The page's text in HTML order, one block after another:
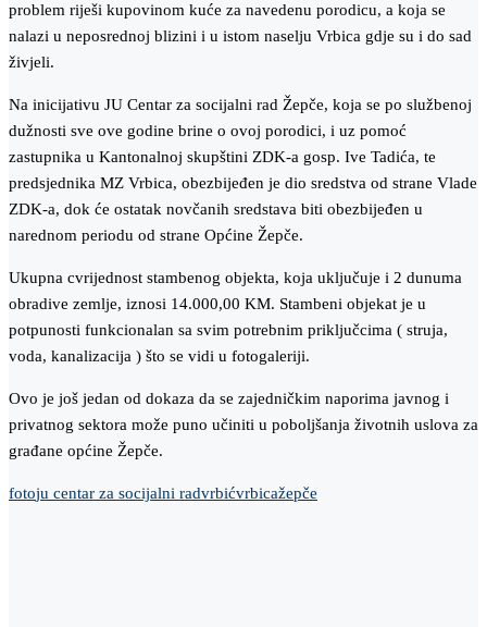
problem riješi kupovinom kuće za navedenu porodicu, a koja se
nalazi u neposrednoj blizini i u istom naselju Vrbica gdje su i do sad
živjeli.
Na inicijativu JU Centar za socijalni rad Žepče, koja se po službenoj
dužnosti sve ove godine brine o ovoj porodici, i uz pomoć
zastupnika u Kantonalnoj skupštini ZDK-a gosp. Ive Tadića, te
predsjednika MZ Vrbica, obezbijeđen je dio sredstva od strane Vlade
ZDK-a, dok će ostatak novčanih sredstava biti obezbijeđen u
narednom periodu od strane Općine Žepče.
Ukupna cvrijednost stambenog objekta, koja uključuje i 2 dunuma
obradive zemlje, iznosi 14.000,00 KM. Stambeni objekat je u
potpunosti funkcionalan sa svim potrebnim priključcima ( struja,
voda, kanalizacija ) što se vidi u fotogaleriji.
Ovo je još jedan od dokaza da se zajedničkim naporima javnog i
privatnog sektora može puno učiniti u poboljšanja životnih uslova za
građane općine Žepče.
fotoju centar za socijalni radvrbićvrbicažepče